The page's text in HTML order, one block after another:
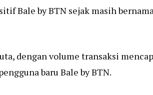
Bale by BTN sejak masih
dengan volume transaksi
baru Bale by BTN.